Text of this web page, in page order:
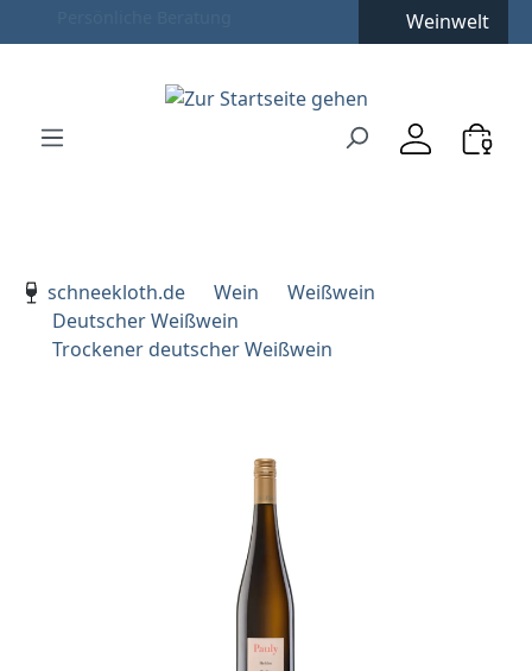
Zur Hauptnavigation springen
Weinwelt
schneekloth.de
Wein
Weißwein
Deutscher Weißwein
Trockener deutscher Weißwein
Bildergalerie überspringen